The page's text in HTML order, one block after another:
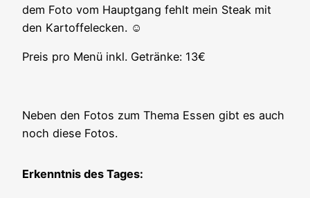
dem Foto vom Hauptgang fehlt mein Steak mit
den Kartoffelecken. ☺️
Preis pro Menü inkl. Getränke: 13€
Neben den Fotos zum Thema Essen gibt es auch
noch diese Fotos.
Erkenntnis des Tages: